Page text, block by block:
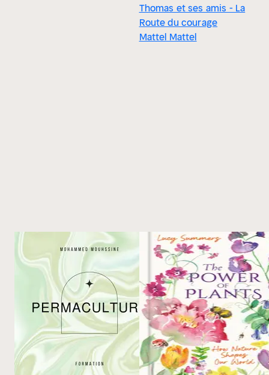
Thomas et ses amis - La
Route du courage
Mattel Mattel